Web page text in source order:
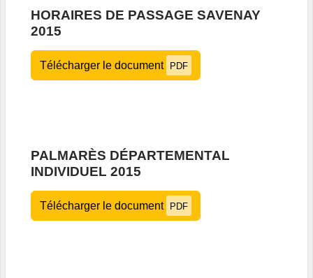
HORAIRES DE PASSAGE SAVENAY
2015
Télécharger le document PDF
PALMARÈS DÉPARTEMENTAL
INDIVIDUEL 2015
Télécharger le document PDF